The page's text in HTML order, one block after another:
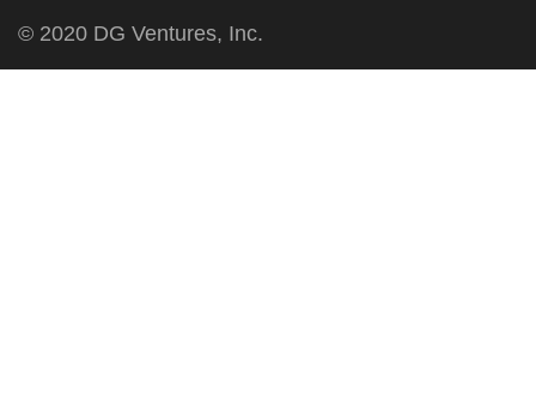
© 2020 DG Ventures, Inc.